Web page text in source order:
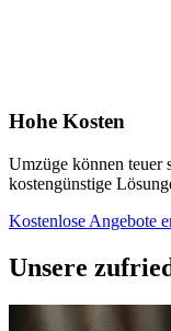
Hohe Kosten
Umzüge können teuer
kostengünstige
Kostenlose Angebote
Unsere